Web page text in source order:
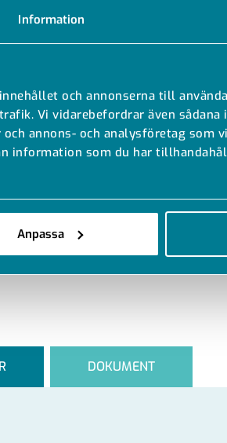
Information
och annonserna till
Vi vidarebefordrar även sådana
annons- och analysföretag som
information som du har
Anpassa
DOKUMENT